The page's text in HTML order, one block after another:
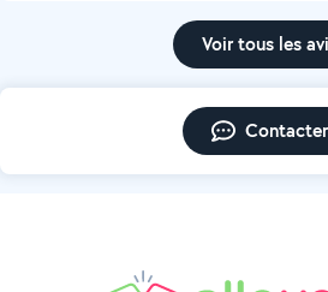
Voir tous les
Contacter